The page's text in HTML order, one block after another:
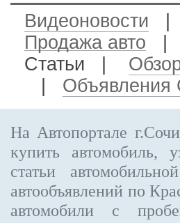
Видеоновости
Продажа авто
Статьи |
Объявления
На Автопортале
купить автомобиль,
статьи
автообъявлений по
автомобили с